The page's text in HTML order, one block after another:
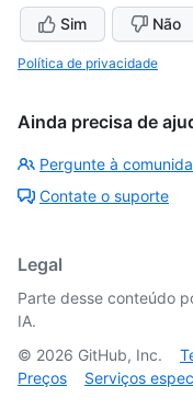
Sim Não
Política de privacidade
Ainda precisa de
Pergunte à
Contate o suporte
Legal
Parte desse conteúdo
IA.
© 2026 GitHub, Inc.
Preços
Serviços